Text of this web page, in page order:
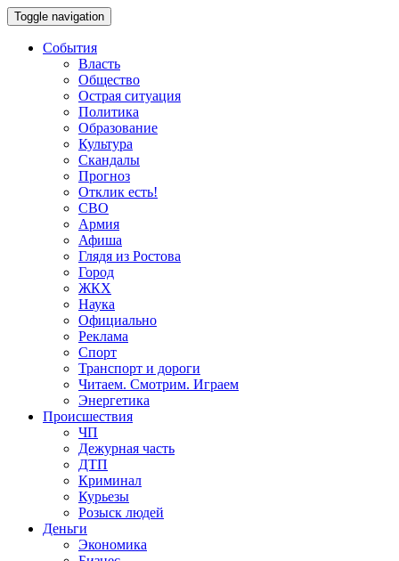
Toggle navigation
События
Власть
Общество
Острая ситуация
Политика
Образование
Культура
Скандалы
Прогноз
Отклик есть!
СВО
Армия
Афиша
Глядя из Ростова
Город
ЖКХ
Наука
Официально
Реклама
Спорт
Транспорт и дороги
Читаем. Смотрим. Играем
Энергетика
Происшествия
ЧП
Дежурная часть
ДТП
Криминал
Курьезы
Розыск людей
Деньги
Экономика